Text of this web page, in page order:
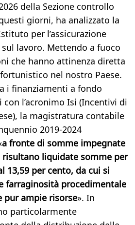
della Sezione controllo
giorni, ha analizzato la
per l’assicurazione
lavoro. Mettendo a fuoco
che hanno attinenza diretta
nel nostro Paese.
i finanziamenti a fondo
l’acronimo Isi (Incentivi di
la magistratura contabile
2019-2024
a fronte di somme impegnate
risultano liquidate somme per
13,59 per cento, da cui si
farraginosità procedimentale
pur ampie risorse». In
particolarmente